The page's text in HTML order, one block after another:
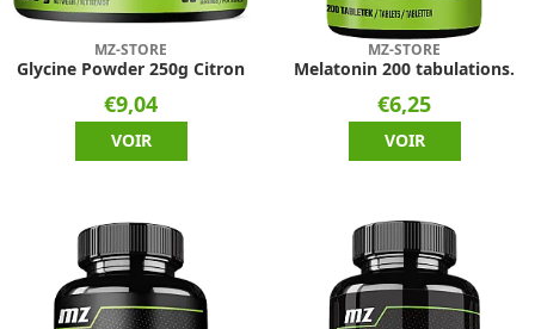
MZ-STORE
Glycine Powder 250g Citron
€9,04
VOIR
MZ-STORE
Melatonin 200 tabulations.
€6,25
VOIR